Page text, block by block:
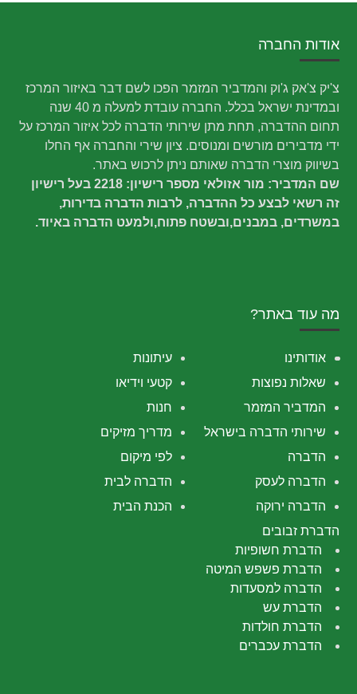
אודות החברה
צ'יק צ'אק ג'וק והמדביר המזמר הפכו לשם דבר באיזור המרכז
ובמדינת ישראל בכלל. החברה עובדת למעלה מ 40 שנה
תחום ההדברה, תחת מתן שירותי הדברה לכל איזור המרכז על
ידי מדבירים מורשים ומנוסים. ציון שירי והחברה אף החלו
בשיווק מוצרי הדברה שאותם ניתן לרכוש באתר.
שם המדביר: מור אזולאי מספר רישיון: 2218 בעל רישיון
זה רשאי לבצע כל ההדברה, לרבות הדברה בדירות,
במשרדים, במבנים,ובשטח פתוח,ולמעט הדברה באיוד.
מה עוד באתר?
עיתונות
אודותינו
קטעי וידיאו
שאלות נפוצות
חנות
המדביר המזמר
מדריך מזיקים
שירותי הדברה בישראל
לפי מיקום
הדברה
הדברה לבית
הדברה לעסק
הכנת הבית
הדברה ירוקה
הדברת זבובים
הדברת חשופיות
הדברת פשפש המיטה
הדברה למסעדות
הדברת עש
הדברת חולדות
הדברת עכברים